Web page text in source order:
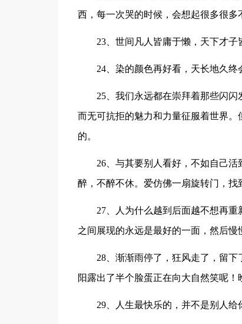
西，每一次哭的时候，会想起很多很多
23、世间凡人皆庸于懒，天下才
24、染的颜色再好看，天长地久终
25、我们永远都在崇拜着那些闪
而无可抗拒的魅力和力量征服着世界
的。
26、与其要别人看好，不如自己
醉，不醉不休。爱仿佛一扇旋转门，找
27、人为什么越到后面越不想再
之间展现的永远是最好的一面，然后慢
28、渐渐雨停了，狂风走了，留
阳露出了半个脸蛋正在向大自然笑呢！
29、人生最快乐的，并不是别人给